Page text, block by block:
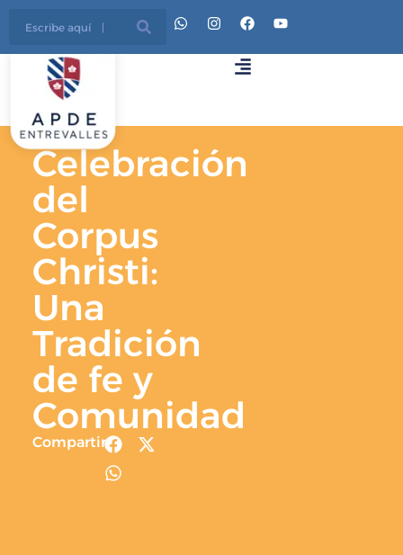
Celebración
del
Corpus
Christi:
Una
Tradición
de fe y
Comunidad
Compartir